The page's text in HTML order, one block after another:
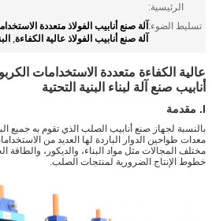
الرئيسية:
تسليط الضوء:آلة صنع أنابيب الفولاذ متعددة
آلة صنع أنابيب الفولاذ عالية الكفاءة,
عالية الكفاءة متعددة الاستخدامات
أنابيب صنع آلة لبناء البنية التحتية
I. مقدمة
بالنسبة لجهاز صنع أنابيب الصلب الذي تقوم به جميع
معدات طواحين الدوار الباردة لها العديد من
مختلف المجالات مثل مواد البناء، والديكور، والطاقة
خطوط الإنتاج الضرورية لمنتجات الصلب.